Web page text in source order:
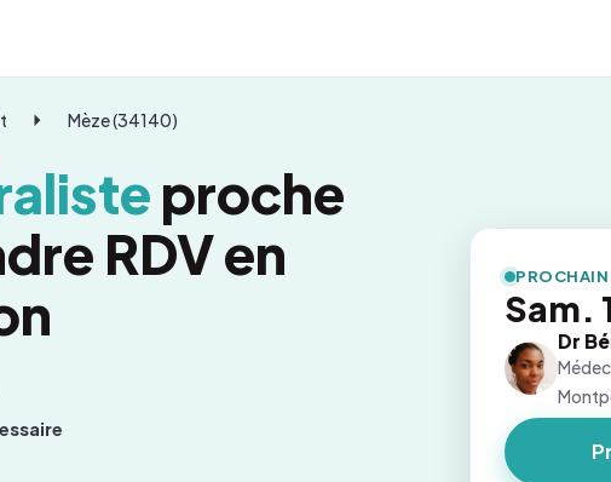
Mèze (34140)
proche
RDV en
Sam.
Dr